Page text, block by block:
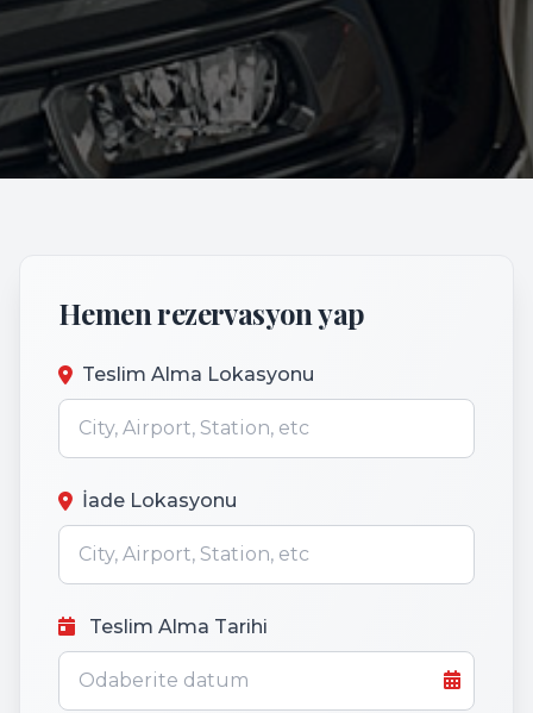
Hemen rezervasyon yap
Teslim Alma Lokasyonu
İade Lokasyonu
Teslim Alma Tarihi